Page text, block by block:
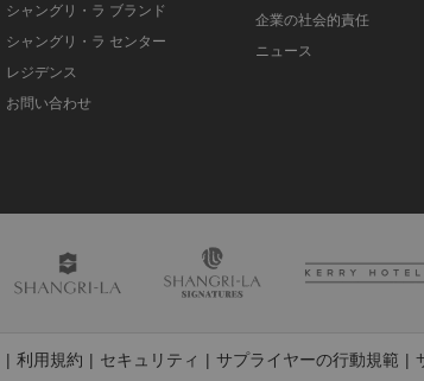
シャングリ・ラ ブランド
シャングリ・ラ センター
レジデンス
お問い合わせ
企業の社会的責任
ニュース
利用規約 セキュリティ サプライヤーの行動規範